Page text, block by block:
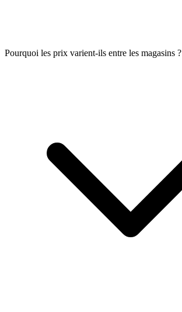
Pourquoi les prix varient-ils entre les magasins ?